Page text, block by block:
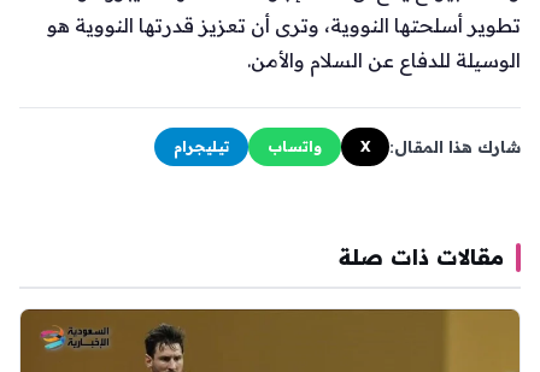
تطوير أسلحتها النووية، وترى أن تعزيز قدرتها النووية هو
الوسيلة للدفاع عن السلام والأمن.
شارك هذا المقال: X واتساب تيليجرام
مقالات ذات صلة